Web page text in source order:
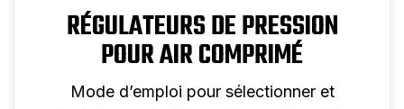
RÉGULATEURS DE PRESSION
POUR AIR COMPRIMÉ
Mode d’emploi pour sélectionner et